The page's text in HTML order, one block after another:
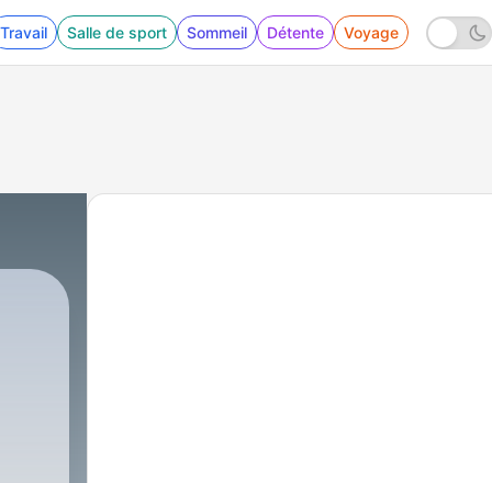
Travail Salle de sport Sommeil Détente Voyage